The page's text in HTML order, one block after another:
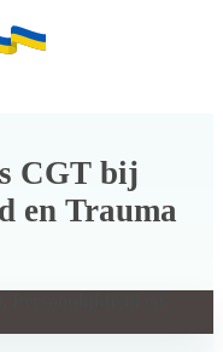
CGT bij
en Trauma